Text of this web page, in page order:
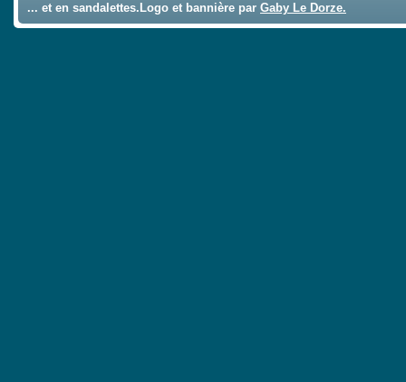
... et en sandalettes.Logo et bannière par Gaby Le Dorze.